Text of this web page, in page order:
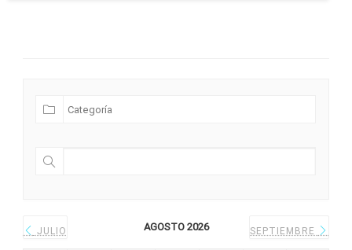
JULIO AGOSTO 2026 SEPTIEMBRE